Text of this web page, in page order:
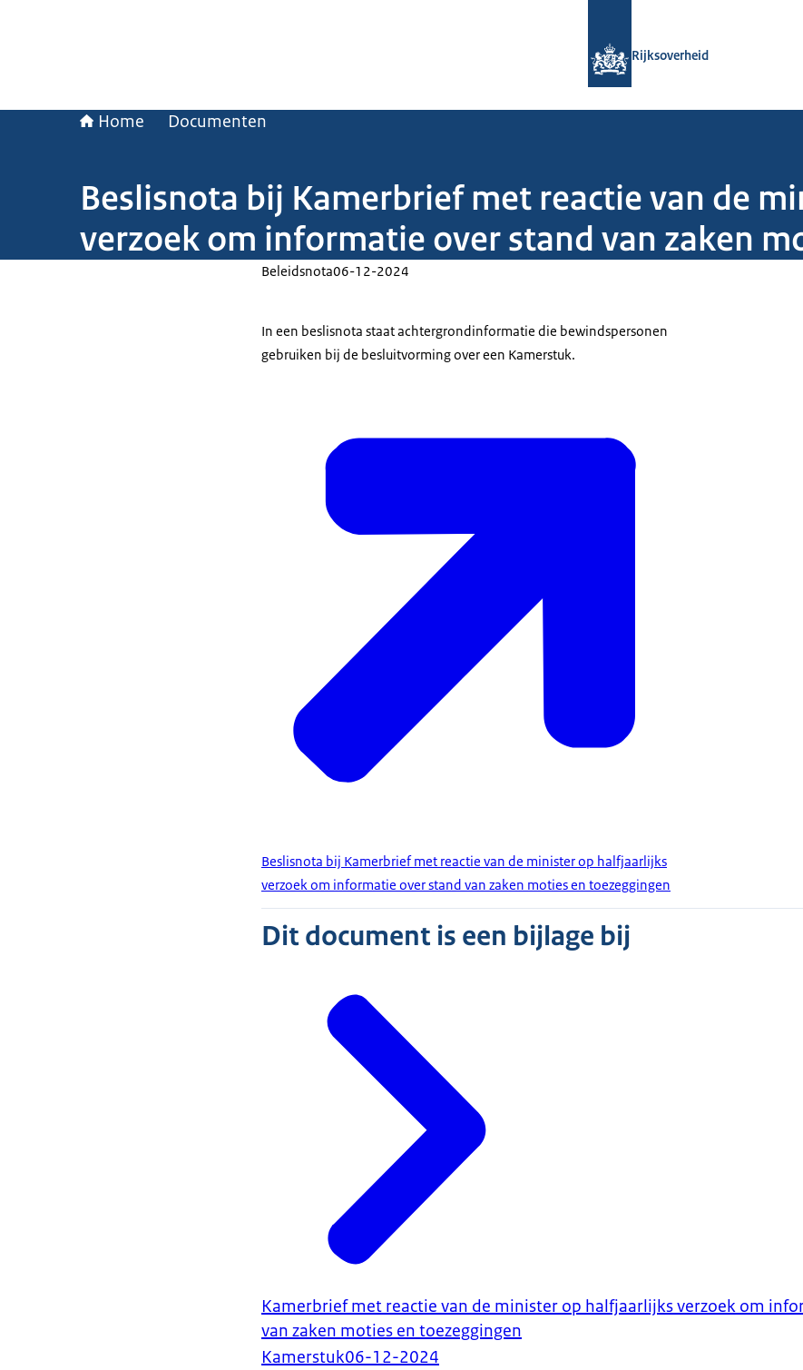
Rijksoverheid
Home Documenten
Beslisnota bij Kamerbrief met reactie van de
verzoek om informatie over stand van zaken
Beleidsnota06-12-2024
In een beslisnota staat achtergrondinformatie die bewindspersonen
gebruiken bij de besluitvorming over een Kamerstuk.
Beslisnota bij Kamerbrief met reactie van de minister op halfjaarlijks
verzoek om informatie over stand van zaken moties en toezeggingen
Dit document is een bijlage bij
Kamerbrief met reactie van de minister op halfjaarlijks verzoek om
van zaken moties en toezeggingen
Kamerstuk06-12-2024